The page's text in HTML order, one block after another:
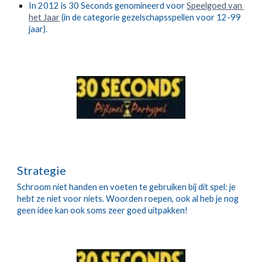
In 2012 is 30 Seconds genomineerd voor Speelgoed van
het Jaar (in de categorie gezelschapsspellen voor 12-99
jaar).
Strategie
Schroom niet handen en voeten te gebruiken bij dit spel: je
hebt ze niet voor niets. Woorden roepen, ook al heb je nog
geen idee kan ook soms zeer goed uitpakken!